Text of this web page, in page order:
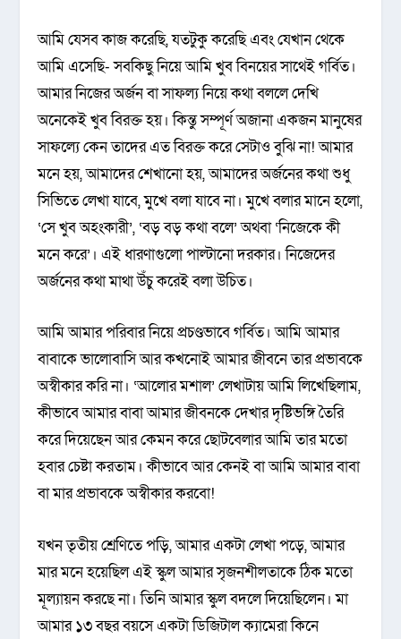
আমি যেসব কাজ করেছি, যতটুকু করেছি এবং যেখান থেকে
আমি এসেছি- সবকিছু নিয়ে আমি খুব বিনয়ের সাথেই গর্বিত।
আমার নিজের অর্জন বা সাফল্য নিয়ে কথা বললে দেখি
অনেকেই খুব বিরক্ত হয়। কিন্তু সম্পূর্ণ অজানা একজন মানুষের
সাফল্যে কেন তাদের এত বিরক্ত করে সেটাও বুঝি না! আমার
মনে হয়, আমাদের শেখানো হয়, আমাদের অর্জনের কথা শুধু
সিভিতে লেখা যাবে, মুখে বলা যাবে না। মুখে বলার মানে হলো,
‘সে খুব অহংকারী’, ‘বড় বড় কথা বলে’ অথবা ‘নিজেকে কী
মনে করে’। এই ধারণাগুলো পাল্টানো দরকার। নিজেদের
অর্জনের কথা মাথা উঁচু করেই বলা উচিত।
আমি আমার পরিবার নিয়ে প্রচণ্ডভাবে গর্বিত। আমি আমার
বাবাকে ভালোবাসি আর কখনোই আমার জীবনে তার প্রভাবকে
অস্বীকার করি না। ‘আলোর মশাল’ লেখাটায় আমি লিখেছিলাম,
কীভাবে আমার বাবা আমার জীবনকে দেখার দৃষ্টিভঙ্গি তৈরি
করে দিয়েছেন আর কেমন করে ছোটবেলার আমি তার মতো
হবার চেষ্টা করতাম। কীভাবে আর কেনই বা আমি আমার বাবা
বা মার প্রভাবকে অস্বীকার করবো!
যখন তৃতীয় শ্রেণিতে পড়ি, আমার একটা লেখা পড়ে, আমার
মার মনে হয়েছিল এই স্কুল আমার সৃজনশীলতাকে ঠিক মতো
মূল্যায়ন করছে না। তিনি আমার স্কুল বদলে দিয়েছিলেন। মা
আমার ১৩ বছর বয়সে একটা ডিজিটাল ক্যামেরা কিনে